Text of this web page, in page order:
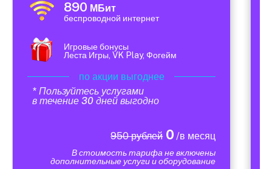
890 МБит
беспроводной интернет
Игровые бонусы
Леста Игры, VK Play, Фогейм
по акции выгоднее
* Пользуйтесь услугами
в течение 30 дней выгодно
950 рублей0 /в месяц
В стоимость тарифа не включены
дополнительные услуги и оборудование